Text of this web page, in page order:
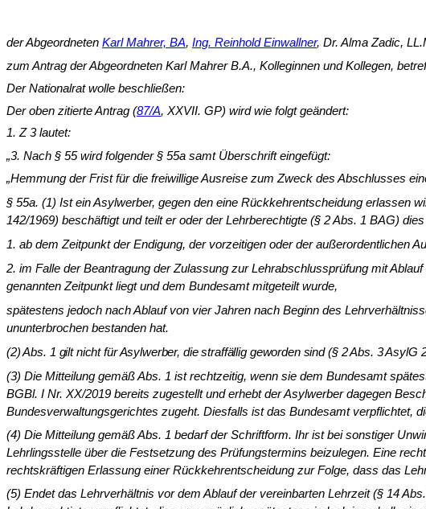
der Abgeordneten Karl Mahrer, BA, Ing. Reinhold Einwallner, Dr. Alma Zadic,
zum Antrag der Abgeordneten Karl Mahrer B.A., Kolleginnen und Kollegen,
Der Nationalrat wolle beschließen:
Der oben zitierte Antrag (87/A, XXVII. GP) wird wie folgt geändert:
1. Z 3 lautet:
„3. Nach § 55 wird folgender § 55a samt Überschrift eingefügt:
„Hemmung der Frist für die freiwillige Ausreise zum Zweck des Abschlusses
§ 55a. (1) Ist ein Asylwerber, gegen den eine Rückkehrentscheidung erlassen
142/1969) beschäftigt und teilt er oder der Lehrberechtigte (§ 2 Abs. 1 BAG)
1. ab dem Zeitpunkt der Endigung, der vorzeitigen oder der außerordentlichen
2. im Falle der Beantragung der Zulassung zur Lehrabschlussprüfung mit
genannten Zeitpunkt liegt und dem Bundesamt mitgeteilt wurde,
spätestens jedoch nach Ablauf von vier Jahren nach Beginn des
ununterbrochen bestanden hat.
(2) Abs. 1 gilt nicht für Asylwerber, die straffällig geworden sind (§ 2 Abs. 3 AsylG
(3) Die Mitteilung gemäß Abs. 1 ist rechtzeitig, wenn sie dem Bundesamt
BGBl. I Nr. XX/2019 bereits zugestellt und erhebt der Asylwerber dagegen
Bundesverwaltungsge­richtes zugeht. Diesfalls ist das Bundesamt verpflichtet,
(4) Die Mitteilung gemäß Abs. 1 bedarf der Schriftform. Ihr ist bei sonstiger
Lehrlingsstelle über die Festsetzung des Prüfungs­termins beizulegen. Eine
rechtskräftigen Erlas­sung einer Rückkehrentscheidung zur Folge, dass das
(5) Endet das Lehrverhältnis vor dem Ablauf der vereinbarten Lehrzeit (§ 14